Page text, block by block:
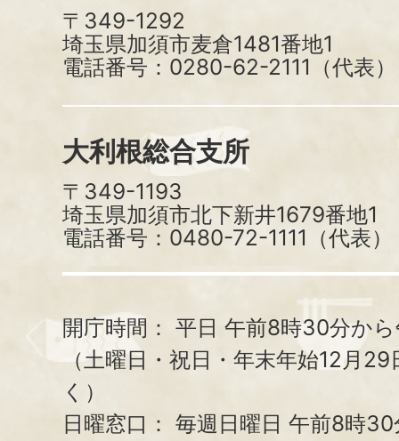
〒349-1292
埼玉県加須市麦倉1481番地1
電話番号：0280-62-2111（代表）
大利根総合支所
〒349-1193
埼玉県加須市北下新井1679番地1
電話番号：0480-72-1111（代表）
開庁時間： 平日 午前8時30分か
（土曜日・祝日・年末年始12月
く）
日曜窓口： 毎週日曜日 午前8時